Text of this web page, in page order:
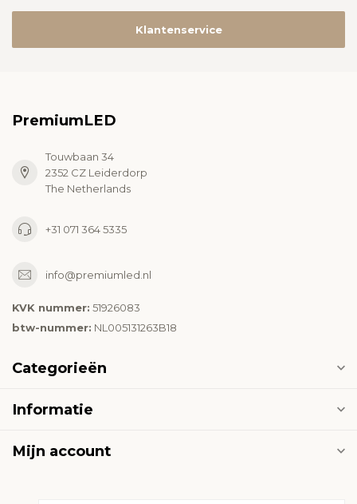
Klantenservice
PremiumLED
Touwbaan 34
2352 CZ Leiderdorp
The Netherlands
+31 071 364 5335
info@premiumled.nl
KVK nummer: 51926083
btw-nummer: NL005131263B18
Categorieën
Informatie
Mijn account